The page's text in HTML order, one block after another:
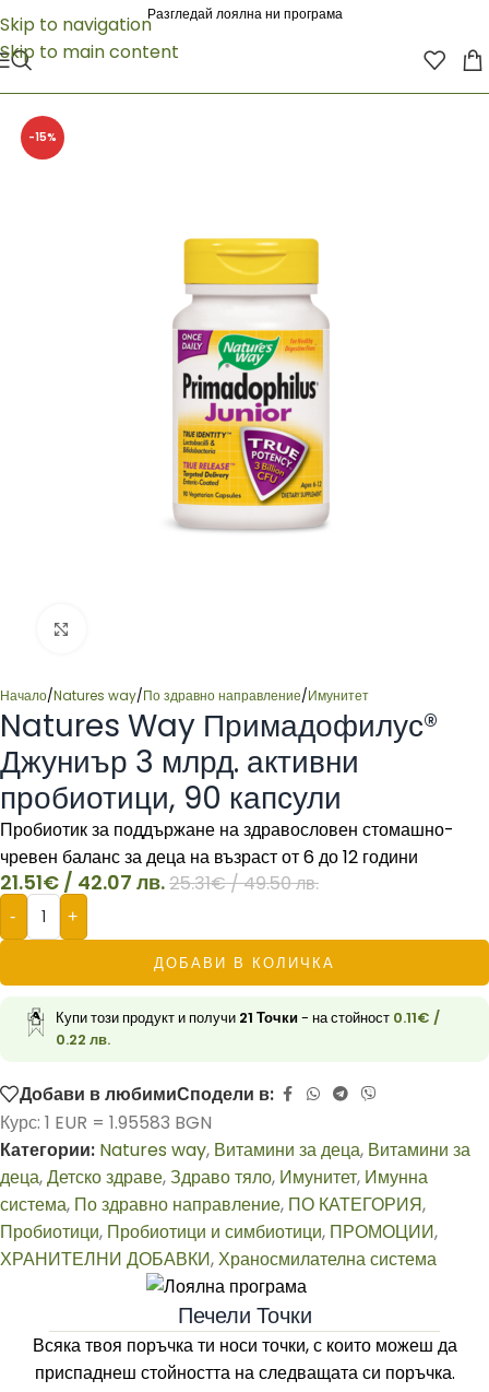
Skip to navigation
Skip to main content
Разгледай лоялна ни програма
-15%
Начало/Natures way/По здравно направление/Имунитет
Natures Way Примадофилус®
Джуниър 3 млрд. активни
пробиотици, 90 капсули
Пробиотик за поддържане на здравословен стомашно-
чревен баланс за деца на възраст от 6 до 12 години
21.51€ / 42.07 лв.25.31€/ 49.50 лв.
- +
ДОБАВИ В КОЛИЧКА
Купи този продукт и получи 21 Точки- на стойност 0.11€ /
0.22 лв.
Добави в любимиСподели в:
Курс: 1 EUR = 1.95583 BGN
Категории: Natures way, Витамини за деца, Витамини за
деца,Детско здраве,Здраво тяло, Имунитет, Имунна
система, По здравно направление, ПО КАТЕГОРИЯ,
Пробиотици, Пробиотици и симбиотици, ПРОМОЦИИ,
ХРАНИТЕЛНИ ДОБАВКИ,Храносмилателна система
Печели Точки
Всяка твоя поръчка ти носи точки, с които можеш да
приспаднеш стойността на следващата си поръчка.